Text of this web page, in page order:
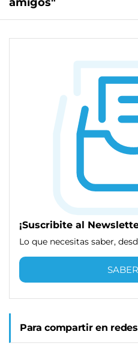
¡Suscribite al
Lo que necesitas saber,
Para compartir en redes